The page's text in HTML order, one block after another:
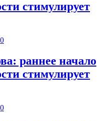
стимулирует
0
раннее начало
стимулирует
0